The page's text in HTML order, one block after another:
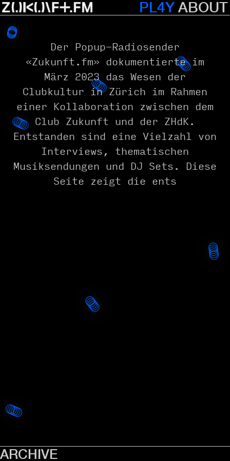
ABOUT
PL4Y
Der Popup-Radiosender
«Zukunft.fm» dokumentierte im
März 2023 das Wesen der
Clubkultur in Zürich im Rahmen
einer Kollaboration zwischen dem
Club Zukunft und der ZHdK.
Entstanden sind eine Vielzahl von
Interviews, thematischen
Musiksendungen und DJ Sets. Diese
Seite zeigt die entsta
ARCHIVE